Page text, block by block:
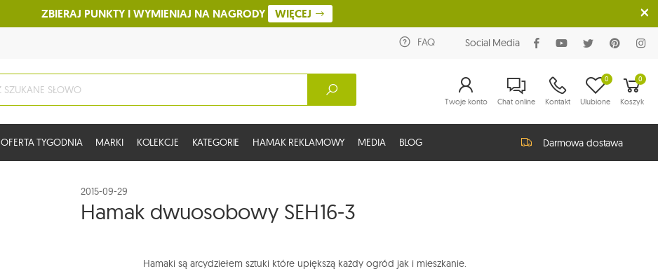
ZBIERAJ PUNKTY I WYMIENIAJ NA NAGRODY WIĘCEJ
FAQ Social Media
Twoje konto Chat online Kontakt Ulubione
0 0
Koszyk
OFERTA TYGODNIA MARKI KOLEKCJE KATEGORIE HAMAK REKLAMOWY MEDIA BLOG Darmowa dostawa
2015-09-29
Hamak dwuosobowy SEH16-3
Hamaki są arcydziełem sztuki które upiększą każdy ogród jak i mieszkanie.